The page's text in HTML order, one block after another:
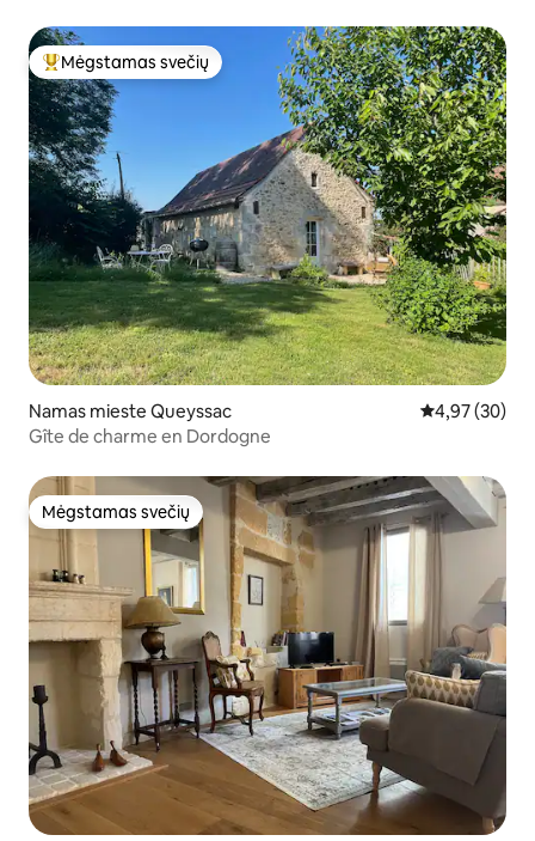
Svečių mėgstamiausias
Mėgstamas svečių
Namas mieste Queyssac Vidutinis
4,97 (30)
Gîte de charme en Dordogne
Mėgstamas svečių
Mėgstamas svečių